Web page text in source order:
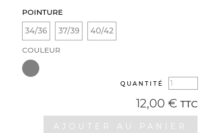
POINTURE
34/36
37/39 40/42
COULEUR
QUANTITÉ
12,00 € TTC
AJOUTER AU PANIER